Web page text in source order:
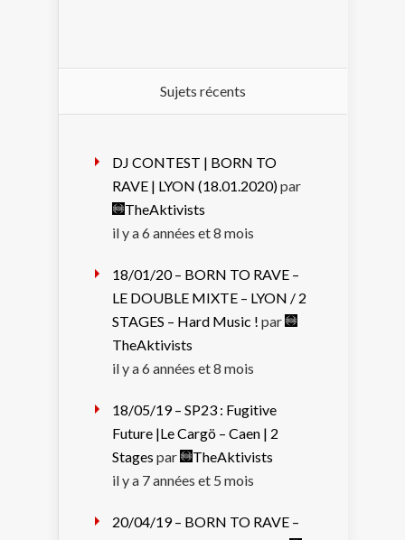
Sujets récents
DJ CONTEST | BORN TO
RAVE | LYON (18.01.2020)par
TheAktivists
il y a 6 années et 8 mois
18/01/20 – BORN TO RAVE –
LE DOUBLE MIXTE – LYON / 2
STAGES – Hard Music ! par
TheAktivists
il y a 6 années et 8 mois
18/05/19 – SP23 : Fugitive
Future |Le Cargö – Caen | 2
Stages par
TheAktivists
il y a 7 années et 5 mois
20/04/19 – BORN TO RAVE –